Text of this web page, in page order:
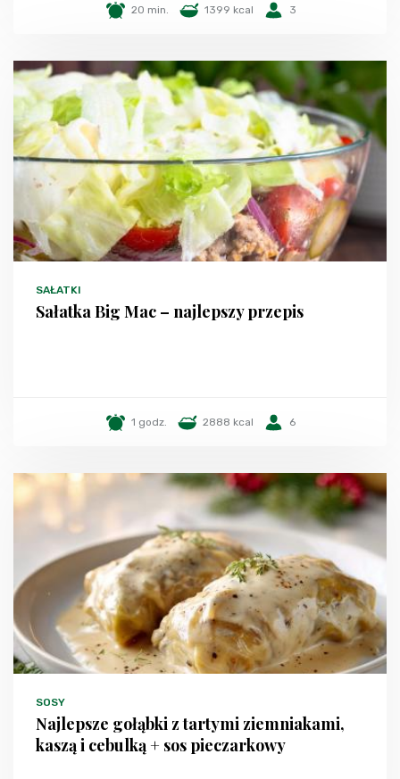
20 min. 1399 kcal 3
SAŁATKI
Sałatka Big Mac – najlepszy przepis
1 godz. 2888 kcal 6
SOSY
Najlepsze gołąbki z tartymi ziemniakami,
kaszą i cebulką + sos pieczarkowy